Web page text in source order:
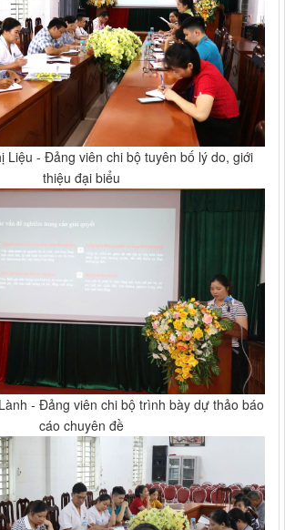
Liệu - Đảng viên chi bộ tuyên bố lý do, giới
thiệu đại biểu
- Đảng viên chi bộ trình bày dự thảo báo
cáo chuyên đề